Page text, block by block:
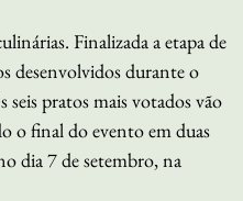
Finalizada a etapa de
desenvolvidos durante o
seis pratos mais votados vão
o final do evento em duas
dia 7 de setembro, na